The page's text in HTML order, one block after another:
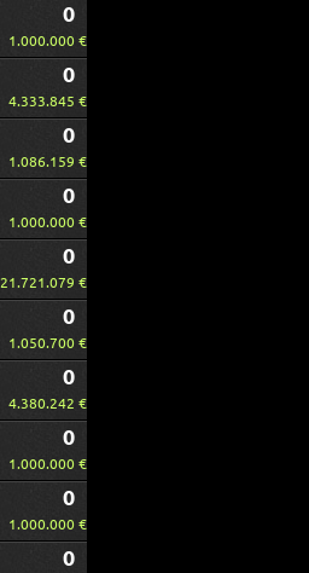
0
1.000.000 €
0
4.333.845 €
0
1.086.159 €
0
1.000.000 €
0
21.721.079 €
0
1.050.700 €
0
4.380.242 €
0
1.000.000 €
0
1.000.000 €
0